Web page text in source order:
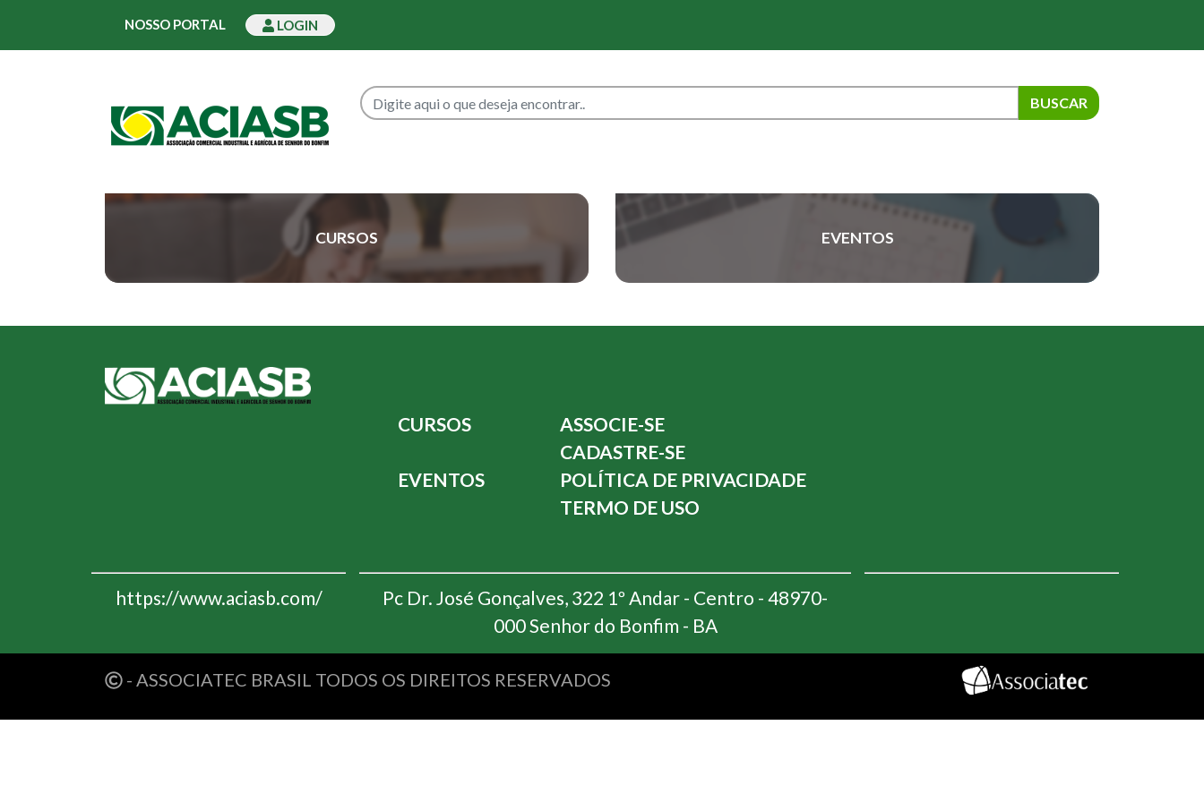
NOSSO PORTAL LOGIN
BUSCAR
CURSOS EVENTOS
CURSOS
EVENTOS
ASSOCIE-SE
CADASTRE-SE
POLÍTICA DE PRIVACIDADE
TERMO DE USO
https://www.aciasb.com/
Pc Dr. José Gonçalves, 322 1º Andar - Centro - 48970-
000 Senhor do Bonfim - BA
- ASSOCIATEC BRASIL TODOS OS DIREITOS RESERVADOS